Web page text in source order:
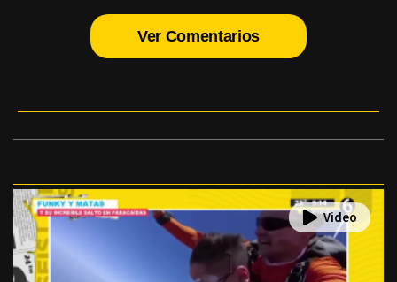
Ver Comentarios